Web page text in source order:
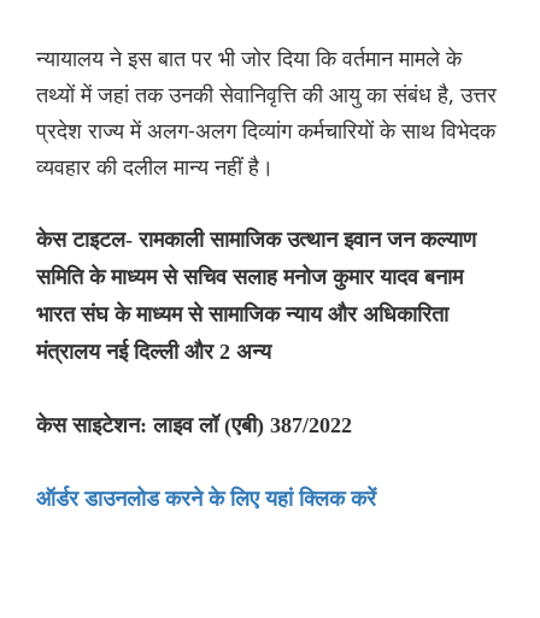
न्यायालय ने इस बात पर भी जोर दिया कि वर्तमान मामले के
तथ्यों में जहां तक ​​उनकी सेवानिवृत्ति की आयु का संबंध है, उत्तर
प्रदेश राज्य में अलग-अलग दिव्यांग कर्मचारियों के साथ विभेदक
व्यवहार की दलील मान्य नहीं है।
केस टाइटल- रामकाली सामाजिक उत्थान इवान जन कल्याण
समिति के माध्यम से सचिव सलाह मनोज कुमार यादव बनाम
भारत संघ के माध्यम से सामाजिक न्याय और अधिकारिता
मंत्रालय नई दिल्ली और 2 अन्य
केस साइटेशन: लाइव लॉ (एबी) 387/2022
ऑर्डर डाउनलोड करने के लिए यहां क्लिक करें